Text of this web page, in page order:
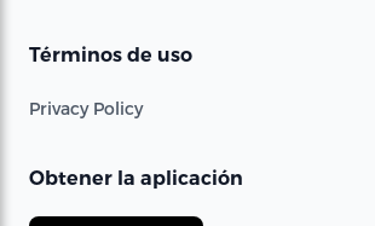
Términos de uso
Privacy Policy
Obtener la aplicación